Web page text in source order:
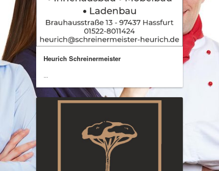
Heurich Schreinermeister
...